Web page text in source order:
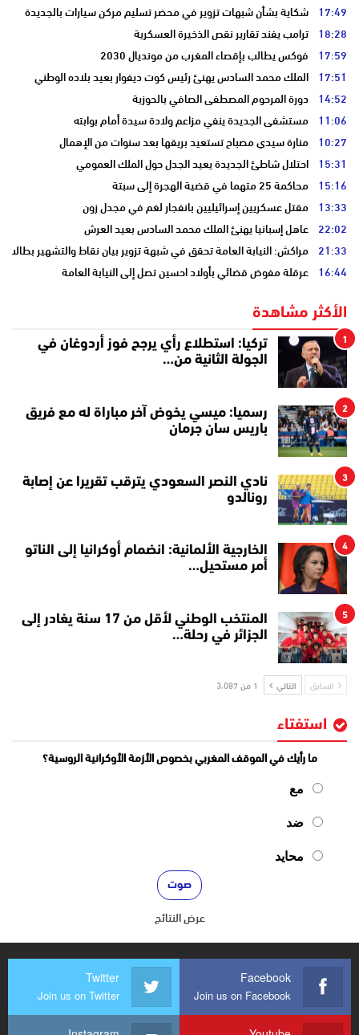
17:49 شكاية بشأن شبهات تزوير في محضر تسليم مركن سيارات بالجديدة
18:28 ترامب يفند تقارير نقص الذخيرة العسكرية
17:59 فوكس يطالب بإقصاء المغرب من مونديال 2030
17:51 الملك محمد السادس يهنئ رئيس كوت ديفوار بعيد بلاده الوطني
14:52 دورة المرحوم المصطفى الصافي بالحوزية
11:06 مستشفى الجديدة ينفي مزاعم ولادة سيدة أمام بوابته
10:27 منارة سيدي مصباح تستعيد بريقها بعد سنوات من الإهمال
15:31 احتلال شاطئ الجديدة يعيد الجدل حول الملك العمومي
15:16 محاكمة 25 متهما في قضية الهجرة إلى سبتة
13:33 مقتل عسكريين إسرائيليين بانفجار لغم في مجدل زون
22:02 عاهل إسبانيا يهنئ الملك محمد السادس بعيد العرش
21:33 مراكش: النيابة العامة تحقق في شبهة تزوير بيان نقاط والتشهير بطالب
16:44 عرقلة مفوض قضائي بأولاد احسين تصل إلى النيابة العامة
الأكثر مشاهدة
1
تركيا: استطلاع رأي يرجح فوز أردوغان في
الجولة الثانية من…
2
رسميا: ميسي يخوض آخر مباراة له مع فريق
باريس سان جرمان
3
نادي النصر السعودي يترقب تقريرا عن إصابة
رونالدو
4
الخارجية الألمانية: انضمام أوكرانيا إلى الناتو
أمر مستحيل…
5
المنتخب الوطني لأقل من 17 سنة يغادر إلى
الجزائر في رحلة…
السابق التالي 1 من 3٬087
استفتاء
ما رأيك في الموقف المغربي بخصوص الأزمة الأوكرانية الروسية؟
مع
ضد
محايد
عرض النتائج
Facebook
Join us on Facebook
Twitter
Join us on Twitter